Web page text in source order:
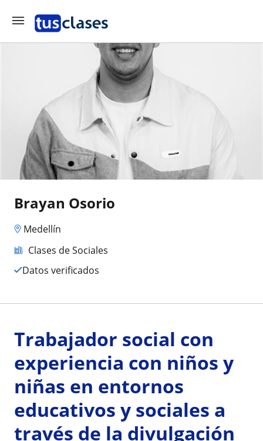
Brayan Osorio
Medellín
Clases de Sociales
Datos verificados
Trabajador social con
experiencia con niños y
niñas en entornos
educativos y sociales a
través de la divulgación